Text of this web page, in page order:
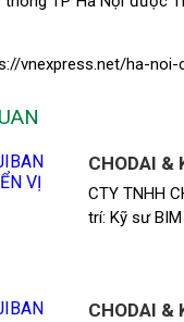
vnexpress.net/ha-
CHODAI &
CTY TNHH
trí: Kỹ sư
CHODAI &